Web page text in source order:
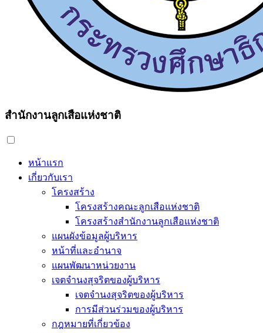
สำนักงานลูกเสือแห่งชาติ
หน้าแรก
เกี่ยวกับเรา
โครงสร้าง
โครงสร้างคณะลูกเสือแห่งชาติ
โครงสร้างสำนักงานลูกเสือแห่งชาติ
แผนผังข้อมูลผู้บริหาร
หน้าที่และอำนาจ
แผนพัฒนาหน่วยงาน
เจตจำนงสุจริตของผู้บริหาร
เจตจำนงสุจริตของผู้บริหาร
การมีส่วนร่วมของผู้บริหาร
กฎหมายที่เกี่ยวข้อง